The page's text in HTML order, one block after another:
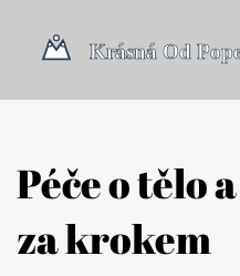
Péče o tělo
za krokem